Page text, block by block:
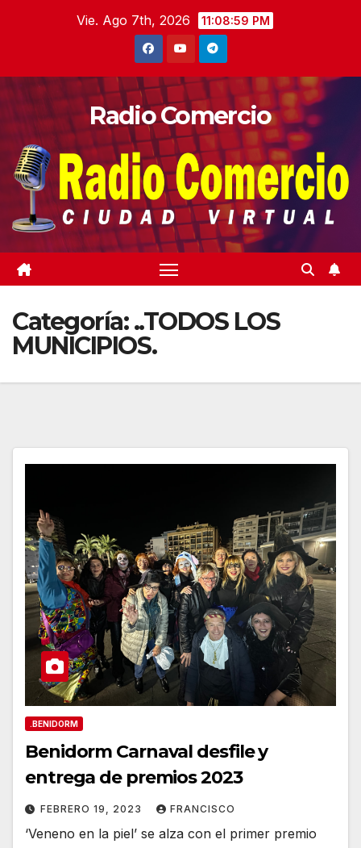
Vie. Ago 7th, 2026 11:09:00 PM
Radio Comercio
Categoría:..TODOS LOS
MUNICIPIOS.
.BENIDORM
Benidorm Carnaval desfile y
entrega de premios 2023
FEBRERO 19, 2023 FRANCISCO
‘Veneno en la piel’ se alza con el primer premio